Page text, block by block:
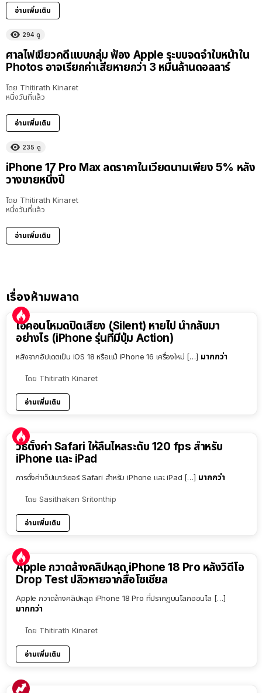
อ่านเพิ่มเติม
294 ดู
ศาลไฟเขียวคดีแบบกลุ่ม ฟ้อง Apple ระบบจดจำใบหน้าใน
Photos อาจเรียกค่าเสียหายกว่า 3 หมื่นล้านดอลลาร์
โดย Thitirath Kinaret
หนึ่งวันที่แล้ว
อ่านเพิ่มเติม
235 ดู
iPhone 17 Pro Max ลดราคาในเวียดนามเพียง 5% หลัง
วางขายหนึ่งปี
โดย Thitirath Kinaret
หนึ่งวันที่แล้ว
อ่านเพิ่มเติม
เรื่องห้ามพลาด
ไอคอนโหมดปิดเสียง (Silent) หายไป นำกลับมา
อย่างไร (iPhone รุ่นที่มีปุ่ม Action)
หลังจากอัปเดตเป็น iOS 18 หรือแม้ iPhone 16 เครื่องใหม่ […] มากกว่า
โดย Thitirath Kinaret
อ่านเพิ่มเติม
วิธีตั้งค่า Safari ให้ลื่นไหลระดับ 120 fps สำหรับ
iPhone และ iPad
การตั้งค่าเว็ปเบาว์เซอร์ Safari สำหรับ iPhone และ iPad […] มากกว่า
โดย Sasithakan Sritonthip
อ่านเพิ่มเติม
Apple กวาดล้างคลิปหลุด iPhone 18 Pro หลังวิดีโอ
Drop Test ปลิวหายจากสื่อโซเชียล
Apple กวาดล้างคลิปหลุด iPhone 18 Pro ที่ปรากฏบนโลกออนไล […]
มากกว่า
โดย Thitirath Kinaret
อ่านเพิ่มเติม